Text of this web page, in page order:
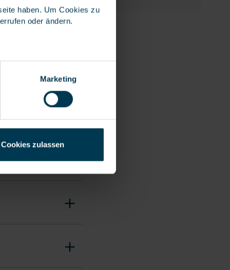
haben. Um Cookies zu
oder ändern.
Marketing
Cookies zulassen